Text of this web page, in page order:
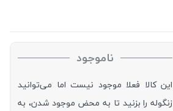
ناموجود
این کالا فعلا موجود نیست اما می‌توانید
زنگوله را بزنید تا به محض موجود شدن، به